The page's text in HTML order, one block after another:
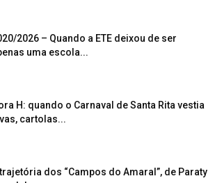
2026 – Quando a ETE deixou de ser
uma escola...
H: quando o Carnaval de Santa Rita vestia
cartolas...
dos “Campos do Amaral”, de Paraty